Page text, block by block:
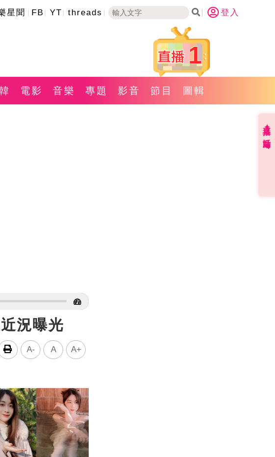
星聞 FB YT threads 登入
1
電影 音樂 專題 影音 節目 圖輯
況曝光
A- A A+
直播✦活動